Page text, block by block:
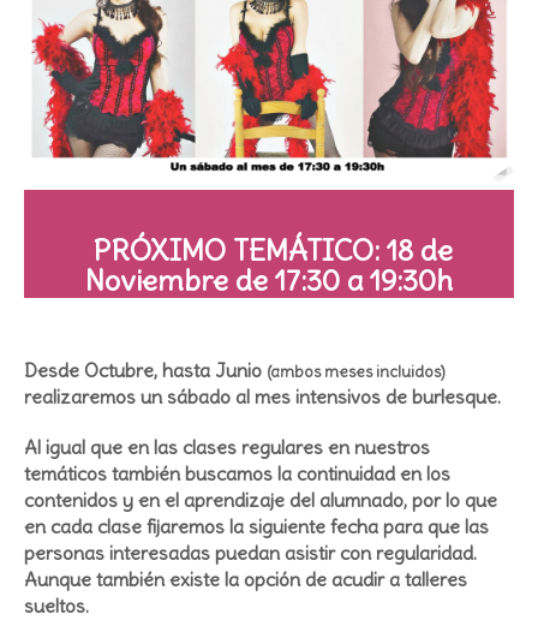
PRÓXIMO TEMÁTICO: 18 de
Noviembre de 17:30 a 19:30h
Desde Octubre, hasta Junio (ambos meses incluidos)
realizaremos un sábado al mes intensivos de burlesque.
Al igual que en las clases regulares en nuestros
temáticos también buscamos la continuidad en los
contenidos y en el aprendizaje del alumnado, por lo que
en cada clase fijaremos la siguiente fecha para que las
personas interesadas puedan asistir con regularidad.
Aunque también existe la opción de acudir a talleres
sueltos.